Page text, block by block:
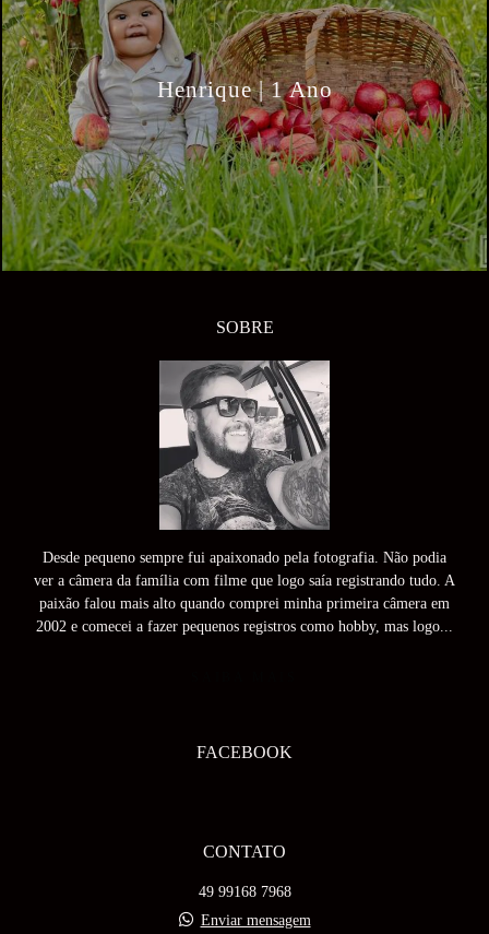
Henrique | 1 Ano
SOBRE
Desde pequeno sempre fui apaixonado pela fotografia. Não podia
ver a câmera da família com filme que logo saía registrando tudo. A
paixão falou mais alto quando comprei minha primeira câmera em
2002 e comecei a fazer pequenos registros como hobby, mas logo...
FACEBOOK
CONTATO
49 99168 7968
Enviar mensagem